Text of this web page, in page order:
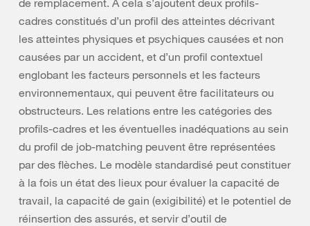
de remplacement. À cela s’ajoutent deux profils-
cadres constitués d’un profil des atteintes décrivant
les atteintes physiques et psychiques causées et non
causées par un accident, et d’un profil contextuel
englobant les facteurs personnels et les facteurs
environnementaux, qui peuvent être facilitateurs ou
obstructeurs. Les relations entre les catégories des
profils-cadres et les éventuelles inadéquations au sein
du profil de job-matching peuvent être représentées
par des flèches. Le modèle standardisé peut constituer
à la fois un état des lieux pour évaluer la capacité de
travail, la capacité de gain (exigibilité) et le potentiel de
réinsertion des assurés, et servir d’outil de